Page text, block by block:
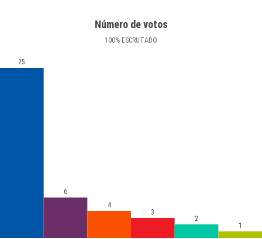
Número de votos
100% ESCRUTADO
25
6
4
3
2
1